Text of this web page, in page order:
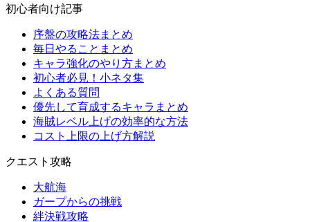
初心者向け記事
序盤の攻略法まとめ
毎日やることまとめ
キャラ強化のやり方まとめ
初心者必見！小ネタ集
よくある質問
優先して育成するキャラまとめ
海賊レベル上げの効率的な方法
コスト上限の上げ方解説
クエスト攻略
大航海
ガープからの挑戦
絆決戦攻略